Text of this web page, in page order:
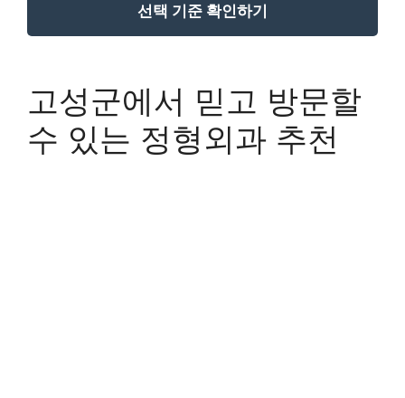
선택 기준 확인하기
고성군에서 믿고 방문할
수 있는 정형외과 추천